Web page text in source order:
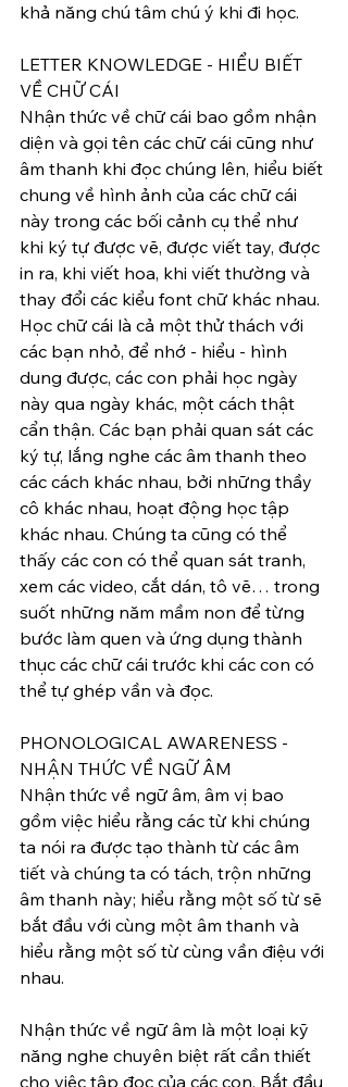
khả năng chú tâm chú ý khi đi học.
LETTER KNOWLEDGE - HIỂU BIẾT
VỀ CHỮ CÁI
Nhận thức về chữ cái bao gồm nhận
diện và gọi tên các chữ cái cũng như
âm thanh khi đọc chúng lên, hiểu biết
chung về hình ảnh của các chữ cái
này trong các bối cảnh cụ thể như
khi ký tự được vẽ, được viết tay, được
in ra, khi viết hoa, khi viết thường và
thay đổi các kiểu font chữ khác nhau.
Học chữ cái là cả một thử thách với
các bạn nhỏ, để nhớ - hiểu - hình
dung được, các con phải học ngày
này qua ngày khác, một cách thật
cẩn thận. Các bạn phải quan sát các
ký tự, lắng nghe các âm thanh theo
các cách khác nhau, bởi những thầy
cô khác nhau, hoạt động học tập
khác nhau. Chúng ta cũng có thể
thấy các con có thể quan sát tranh,
xem các video, cắt dán, tô vẽ… trong
suốt những năm mầm non để từng
bước làm quen và ứng dụng thành
thục các chữ cái trước khi các con có
thể tự ghép vần và đọc.
PHONOLOGICAL AWARENESS -
NHẬN THỨC VỀ NGỮ ÂM
Nhận thức về ngữ âm, âm vị bao
gồm việc hiểu rằng các từ khi chúng
ta nói ra được tạo thành từ các âm
tiết và chúng ta có tách, trộn những
âm thanh này; hiểu rằng một số từ sẽ
bắt đầu với cùng một âm thanh và
hiểu rằng một số từ cùng vần điệu với
nhau.
Nhận thức về ngữ âm là một loại kỹ
năng nghe chuyên biệt rất cần thiết
cho việc tập đọc của các con. Bắt đầu